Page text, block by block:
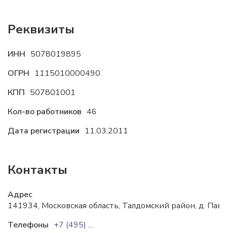
Реквизиты
ИНН 5078019895
ОГРН 1115010000490
КПП 507801001
Кол-во работников 46
Дата регистрации 11.03.2011
Контакты
Адрес
141934, Московская область, Талдомский район, д.
Телефоны
+7 (495) 221 7359